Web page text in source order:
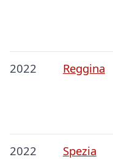
2022 Reggina
2022 Spezia